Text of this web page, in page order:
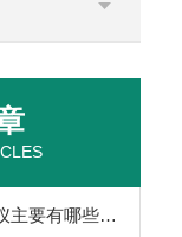
全自动农药残留检测仪主要有哪些产品特点？